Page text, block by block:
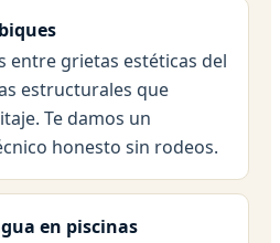
entre grietas estéticas del
estructurales que
Te damos un
honesto sin rodeos.
en piscinas